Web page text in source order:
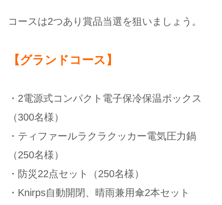
コースは2つあり賞品当選を狙いましょう。
【グランドコース】
・2電源式コンパクト電子保冷保温ボックス
（300名様）
・ティファールラクラクッカー電気圧力鍋
（250名様）
・防災22点セット（250名様）
・Knirps自動開閉、晴雨兼用傘2本セット